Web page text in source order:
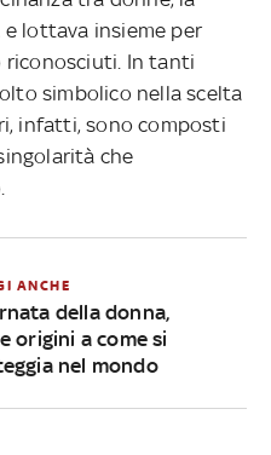
lottava insieme per
In tanti
simbolico nella scelta
infatti, sono composti
che
ANCHE
della donna,
origini a come si
nel mondo